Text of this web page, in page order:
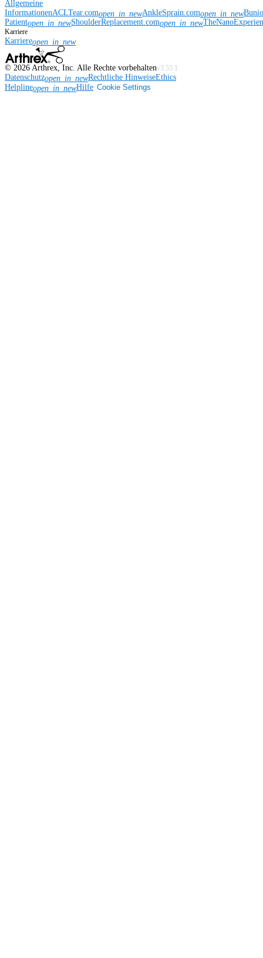
Allgemeine
InformationenACLTear.comopen_in_newAnkleSprain.comopen_in_new
Patientopen_in_newShoulderReplacement.comopen_in_new
Karriere
Karriereopen_in_new
© 2026 Arthrex, Inc. Alle Rechte vorbehaltenv3.55.1
Datenschutzopen_in_newRechtliche HinweiseEthics
Helplineopen_in_newHilfe Cookie Settings